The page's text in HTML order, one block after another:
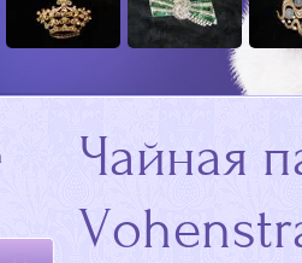
Чайная